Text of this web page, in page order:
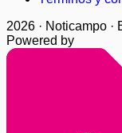
2026 · Noticampo ·
Powered by